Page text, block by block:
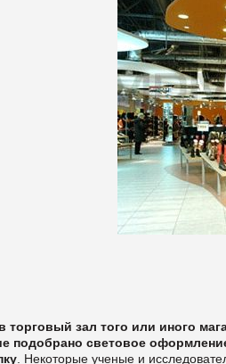
торговый зал того или иного
подобрано световое
Некоторые ученые и